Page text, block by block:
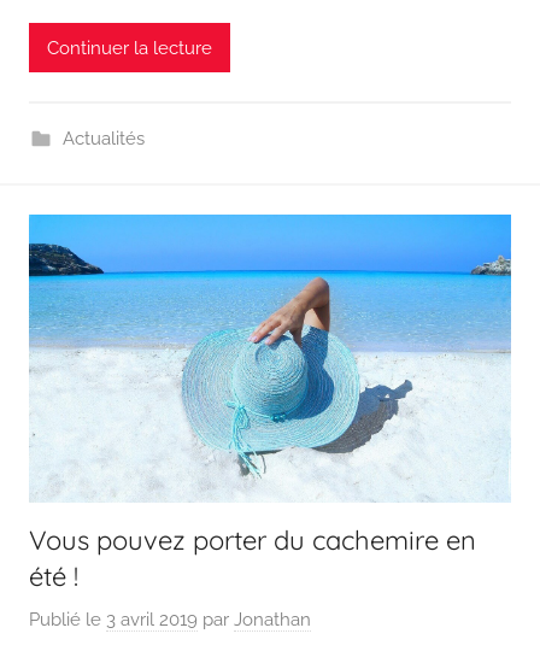
Continuer la lecture
Actualités
Vous pouvez porter du cachemire en
été !
Publié le 3 avril 2019 par Jonathan